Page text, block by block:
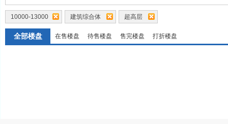
10000-13000 建筑综合体 超高层
全部楼盘 在售楼盘 待售楼盘 售完楼盘 打折楼盘